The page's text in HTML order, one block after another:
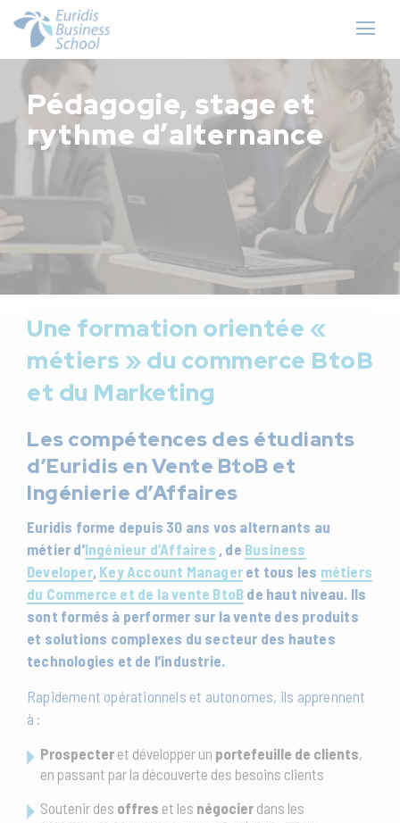
Pédagogie, stage et
rythme d’alternance
Une formation orientée «
métiers » du commerce BtoB
et du Marketing
Les compétences des étudiants
d’Euridis en Vente BtoB et
Ingénierie d’Affaires
Euridis forme depuis 30 ans vos alternants au
métier d’Ingénieur d’Affaires , de Business
Developer, Key Account Manager et tous les métiers
du Commerce et de la vente BtoB de haut niveau. Ils
sont formés à performer sur la vente des produits
et solutions complexes du secteur des hautes
technologies et de l’industrie.
Rapidement opérationnels et autonomes, ils apprennent
à :
Prospecter et développer un portefeuille de clients,
en passant par la découverte des besoins clients
Soutenir des offres et les négocier dans les